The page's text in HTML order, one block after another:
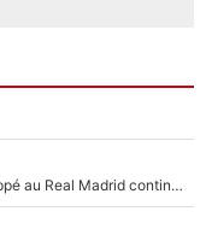
«C'est une fierté» : La signature de Kylian Mbappé au Real Madrid continue de régaler l'Espagne